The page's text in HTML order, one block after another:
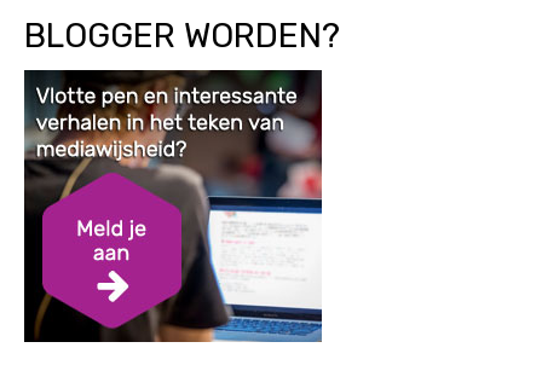
BLOGGER WORDEN?